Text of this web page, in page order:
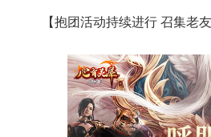
【抱团活动持续进行 召集老